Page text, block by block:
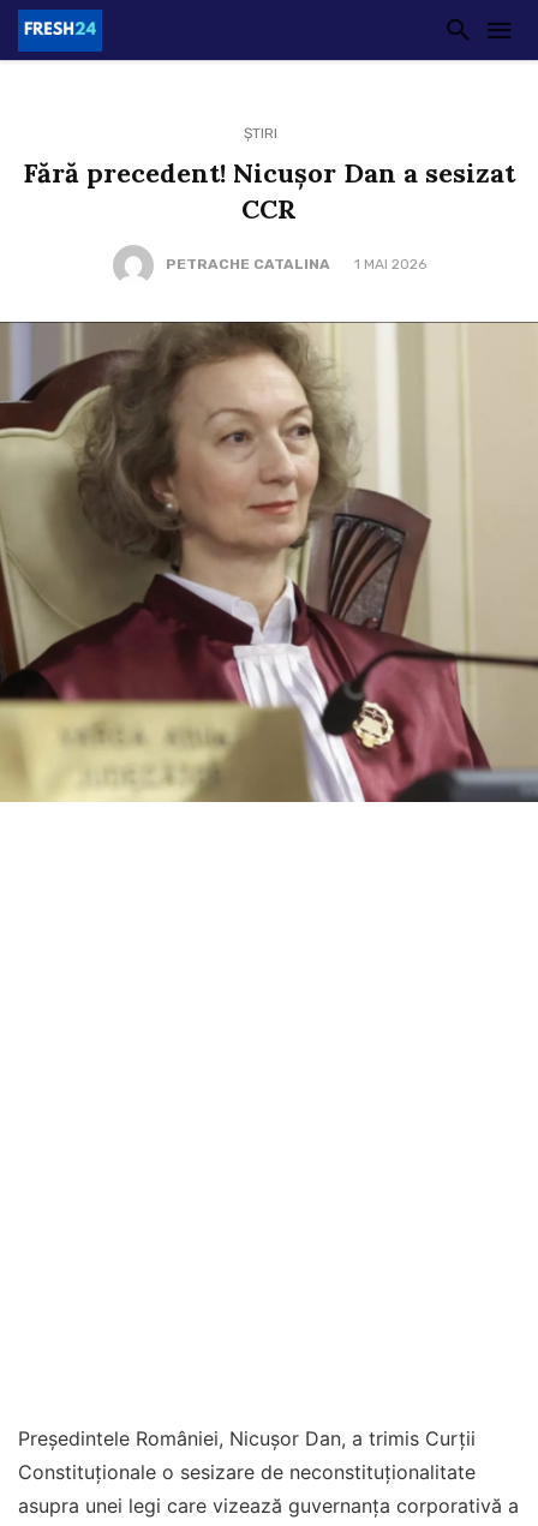
ȘTIRI
Fără precedent! Nicușor Dan a sesizat
CCR
PETRACHE CATALINA 1 MAI 2026
Președintele României, Nicușor Dan, a trimis Curții
Constituționale o sesizare de neconstituționalitate
asupra unei legi care vizează guvernanța corporativă a